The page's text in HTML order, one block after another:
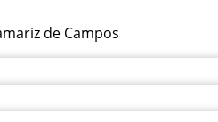
de Campos